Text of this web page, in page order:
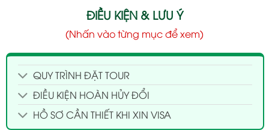
ĐIỀU KIỆN & LƯU Ý
(Nhấn vào từng mục để xem)
QUY TRÌNH ĐẶT TOUR
ĐIỀU KIỆN HOÀN HỦY ĐỔI
HỒ SƠ CẦN THIẾT KHI XIN VISA